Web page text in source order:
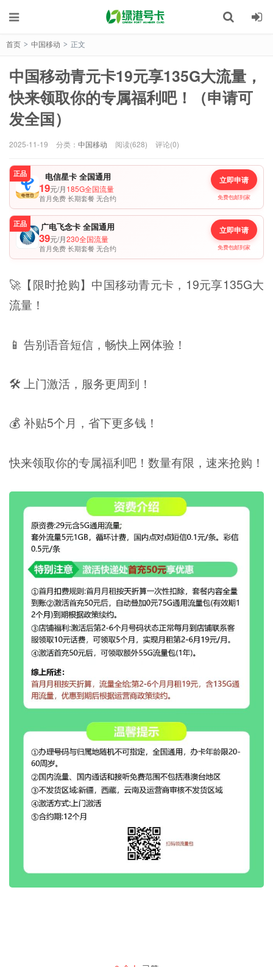
首页 > 中国移动 > 正文
中国移动青元卡19元享135G大流量，
快来领取你的专属福利吧！（申请可
发全国）
2025-11-19 分类： 中国移动 阅读(628) 评论(0)
正品 电信星卡 全国通用
19元/月185G全国流量
首月免费 长期套餐 无合约
立即申请
免费包邮到家
正品 广电飞念卡 全国通用
39元/月230全国流量
首月免费 长期套餐 无合约
立即申请
免费包邮到家
🚀【限时抢购】中国移动青元卡，19元享135G大
流量！
📱 告别语音短信，畅快上网体验！
🛠️ 上门激活，服务更周到！
💰 补贴5个月，省下更多钱！
快来领取你的专属福利吧！数量有限，速来抢购！